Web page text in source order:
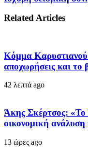
Related Articles
Κόμμα
αποχωρήσεις και το
42 λεπτά ago
Άκης Σκέρτσος:
οικονομική
13 ώρες ago